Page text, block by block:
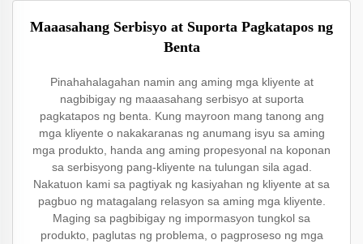
Maaasahang Serbisyo at Suporta Pagkatapos ng
Benta
Pinahahalagahan namin ang aming mga kliyente at
nagbibigay ng maaasahang serbisyo at suporta
pagkatapos ng benta. Kung mayroon mang tanong ang
mga kliyente o nakakaranas ng anumang isyu sa aming
mga produkto, handa ang aming propesyonal na koponan
sa serbisyong pang-kliyente na tulungan sila agad.
Nakatuon kami sa pagtiyak ng kasiyahan ng kliyente at sa
pagbuo ng matagalang relasyon sa aming mga kliyente.
Maging sa pagbibigay ng impormasyon tungkol sa
produkto, paglutas ng problema, o pagproseso ng mga